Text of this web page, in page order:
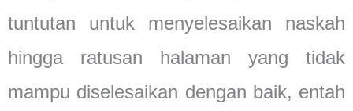
tuntutan untuk menyelesaikan naskah
hingga ratusan halaman yang tidak
mampu diselesaikan dengan baik, entah